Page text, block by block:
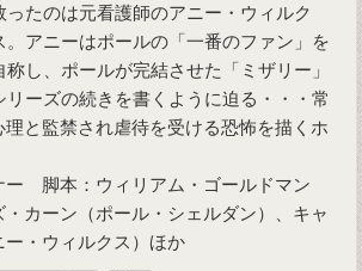
ったのは元看護師のアニー・ウィルク
。アニーはポールの「一番のファン」を
称し、ポールが完結させた「ミザリー」
リーズの続きを書くように迫る・・・常
と監禁され虐待を受ける恐怖を描くホ
ー 脚本：ウィリアム・ゴールドマン
カーン（ポール・シェルダン）、キャ
・ウィルクス）ほか